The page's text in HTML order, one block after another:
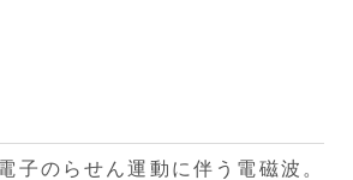
子のらせん運動に伴う電磁波。